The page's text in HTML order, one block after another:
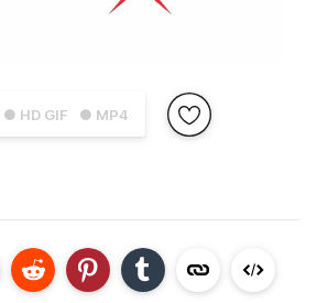
● HD GIF ● MP4